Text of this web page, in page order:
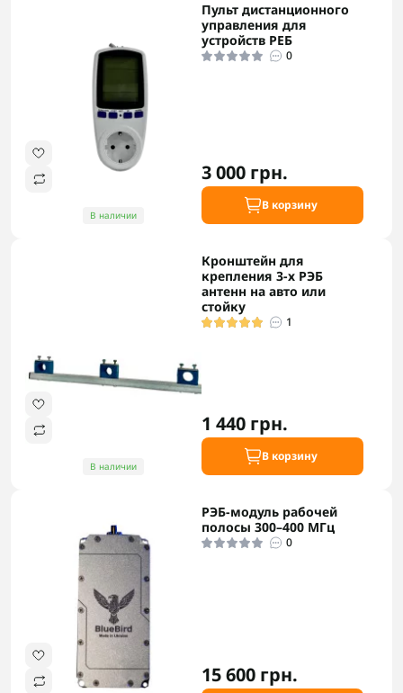
В наличии
Пульт дистанционного
управления для
устройств РЕБ
0
3 000 грн.
В корзину
В наличии
Кронштейн для
крепления 3-х РЭБ
антенн на авто или
стойку
1
1 440 грн.
В корзину
РЭБ-модуль рабочей
полосы 300–400 МГц
0
15 600 грн.